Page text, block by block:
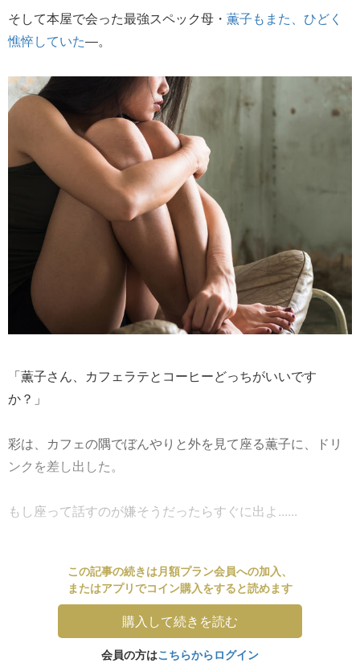
そして本屋で会った最強スペック母・ 薫子もまた、ひどく
憔悴していた―。
「薫子さん、カフェラテとコーヒーどっちがいいです
か？」
彩は、カフェの隅でぼんやりと外を見て座る薫子に、ドリ
ンクを差し出した。
もし座って話すのが嫌そうだったらすぐに出よ......
この記事の続きは月額プラン会員への加入、
またはアプリでコイン購入をすると読めます
購入して続きを読む
会員の方はこちらからログイン